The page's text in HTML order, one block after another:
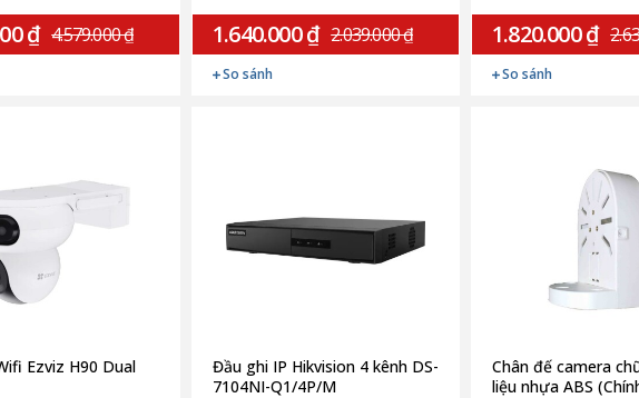
₫ 4.579.000 ₫ 1.640.000 ₫ 2.039.000 ₫
So sánh
1.820.000 ₫
So sánh
Ezviz H90 Dual
Đầu ghi IP Hikvision 4 kênh DS-
7104NI-Q1/4P/M
Chân đế camera
liệu nhựa ABS